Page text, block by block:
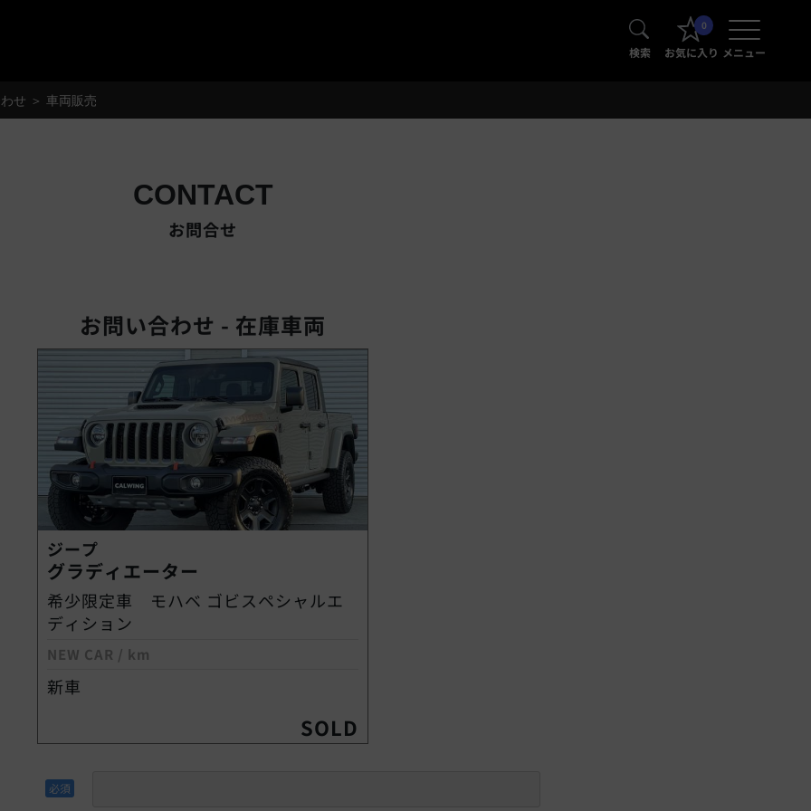
検索
0
お気に入り メニュー
せ ＞ 車両販売
CONTACT
お問合せ
お問い合わせ - 在庫車両
ジープ
グラディエーター
希少限定車 モハベ ゴビスペシャルエ
ディション
NEW CAR / km
新車
SOLD
必須